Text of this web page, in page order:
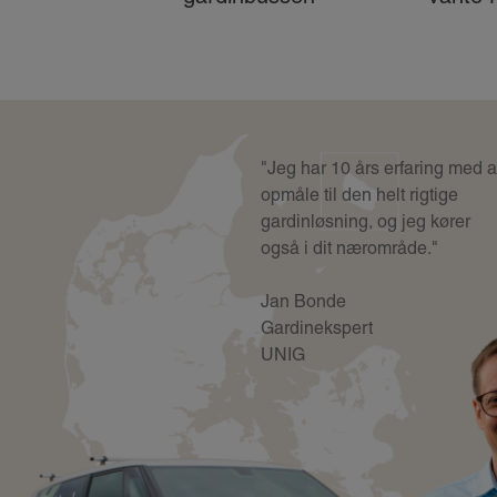
"Jeg har 10 års erfaring med
opmåle til den helt rigtige
gardinløsning, og jeg kører
også i dit nærområde."
Jan Bonde
Gardinekspert
UNIG